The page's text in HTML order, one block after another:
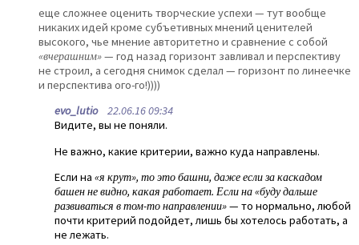
еще сложнее оценить творческие успехи — тут вообще
никаких идей кроме субъетивных мнений ценителей
высокого, чье мнение авторитетно и сравнение с собой
«вчерашним»— год назад горизонт завливал и перспективу
не строил, а сегодня снимок сделал — горизонт по линеечке
и перспектива ого-го!))))
evo_lutio22.06.16 09:34
Видите, вы не поняли.
Не важно, какие критерии, важно куда направлены.
Если на «я крут», то это башни, даже если за каскадом
башен не видно, какая работает. Если на «буду дальше
развиваться в том-то направлении»— то нормально, любой
почти критерий подойдет, лишь бы хотелось работать, а
не лежать.